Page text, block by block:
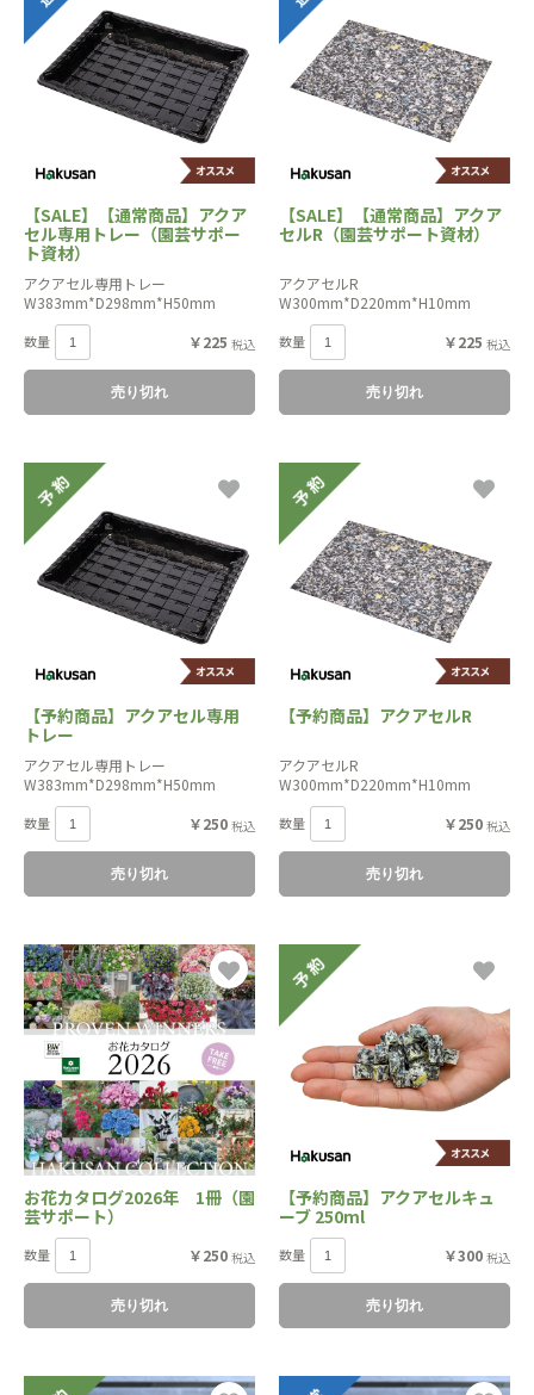
【SALE】【通常商品】アクア
セル専用トレー（園芸サポー
ト資材）
アクアセル専用トレー
W383mm*D298mm*H50mm
数量 ￥225 税込
売り切れ
【SALE】【通常商品】アクア
セルR（園芸サポート資材）
アクアセルR
W300mm*D220mm*H10mm
数量 ￥225 税込
売り切れ
【予約商品】アクアセル専用
トレー
アクアセル専用トレー
W383mm*D298mm*H50mm
数量 ￥250 税込
売り切れ
【予約商品】アクアセルR
アクアセルR
W300mm*D220mm*H10mm
数量 ￥250 税込
売り切れ
お花カタログ2026年 1冊（園
芸サポート）
数量 ￥250 税込
売り切れ
【予約商品】アクアセルキュ
ーブ 250ml
数量 ￥300 税込
売り切れ